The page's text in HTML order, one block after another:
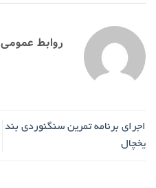
روابط عمومی
اجرای برنامه تمرین سنگنوردی بند
یخچال